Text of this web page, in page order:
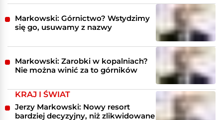
Markowski: Górnictwo? Wstydzimy
się go, usuwamy z nazwy
Markowski: Zarobki w kopalniach?
Nie można winić za to górników
KRAJ I ŚWIAT
Jerzy Markowski: Nowy resort
bardziej decyzyjny, niż zlikwidowane